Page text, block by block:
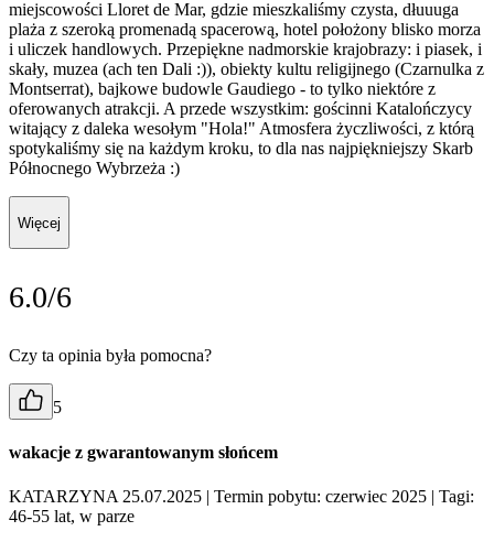
miejscowości Lloret de Mar, gdzie mieszkaliśmy czysta, dłuuuga
plaża z szeroką promenadą spacerową, hotel położony blisko morza
i uliczek handlowych. Przepiękne nadmorskie krajobrazy: i piasek, i
skały, muzea (ach ten Dali :)), obiekty kultu religijnego (Czarnulka z
Montserrat), bajkowe budowle Gaudiego - to tylko niektóre z
oferowanych atrakcji. A przede wszystkim: gościnni Katalończycy
witający z daleka wesołym "Hola!" Atmosfera życzliwości, z którą
spotykaliśmy się na każdym kroku, to dla nas najpiękniejszy Skarb
Północnego Wybrzeża :)
Więcej
6.0/6
Czy ta opinia była pomocna?
5
wakacje z gwarantowanym słońcem
KATARZYNA 25.07.2025 | Termin pobytu: czerwiec 2025 | Tagi:
46-55 lat, w parze